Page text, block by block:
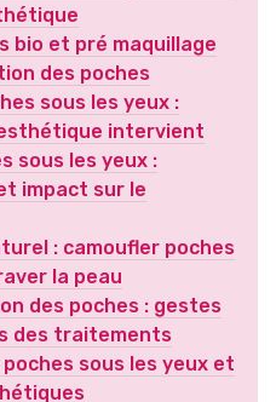
bio et pré maquillage
des poches
sous les yeux :
intervient
sous les yeux :
impact sur le
: camoufler poches
la peau
des poches : gestes
des traitements
sous les yeux et